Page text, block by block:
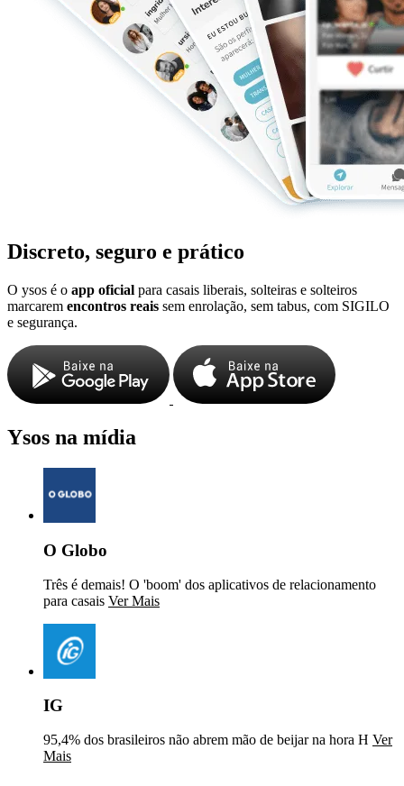
Discreto, seguro e prático
O ysos é o app oficial para casais liberais, solteiras e solteiros
marcarem encontros reais sem enrolação, sem tabus, com SIGILO
e segurança.
Ysos na mídia
O Globo
Três é demais! O 'boom' dos aplicativos de relacionamento
para casais Ver Mais
IG
95,4% dos brasileiros não abrem mão de beijar na hora H Ver
Mais